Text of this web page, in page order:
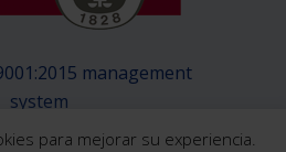
management
system
para mejorar su experiencia.